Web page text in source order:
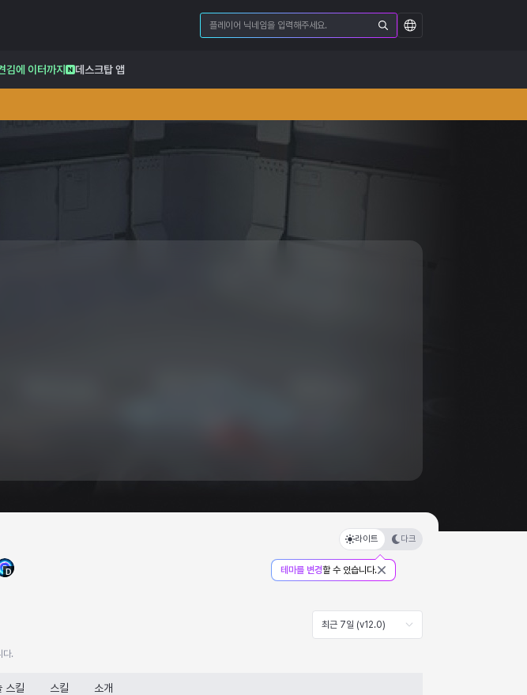
김에 이터까지 데스크탑 앱
D
라이트 다크
테마를 변경할 수 있습니다.
최근 7일 (v12.0)
다.
스킬 스킬 소개